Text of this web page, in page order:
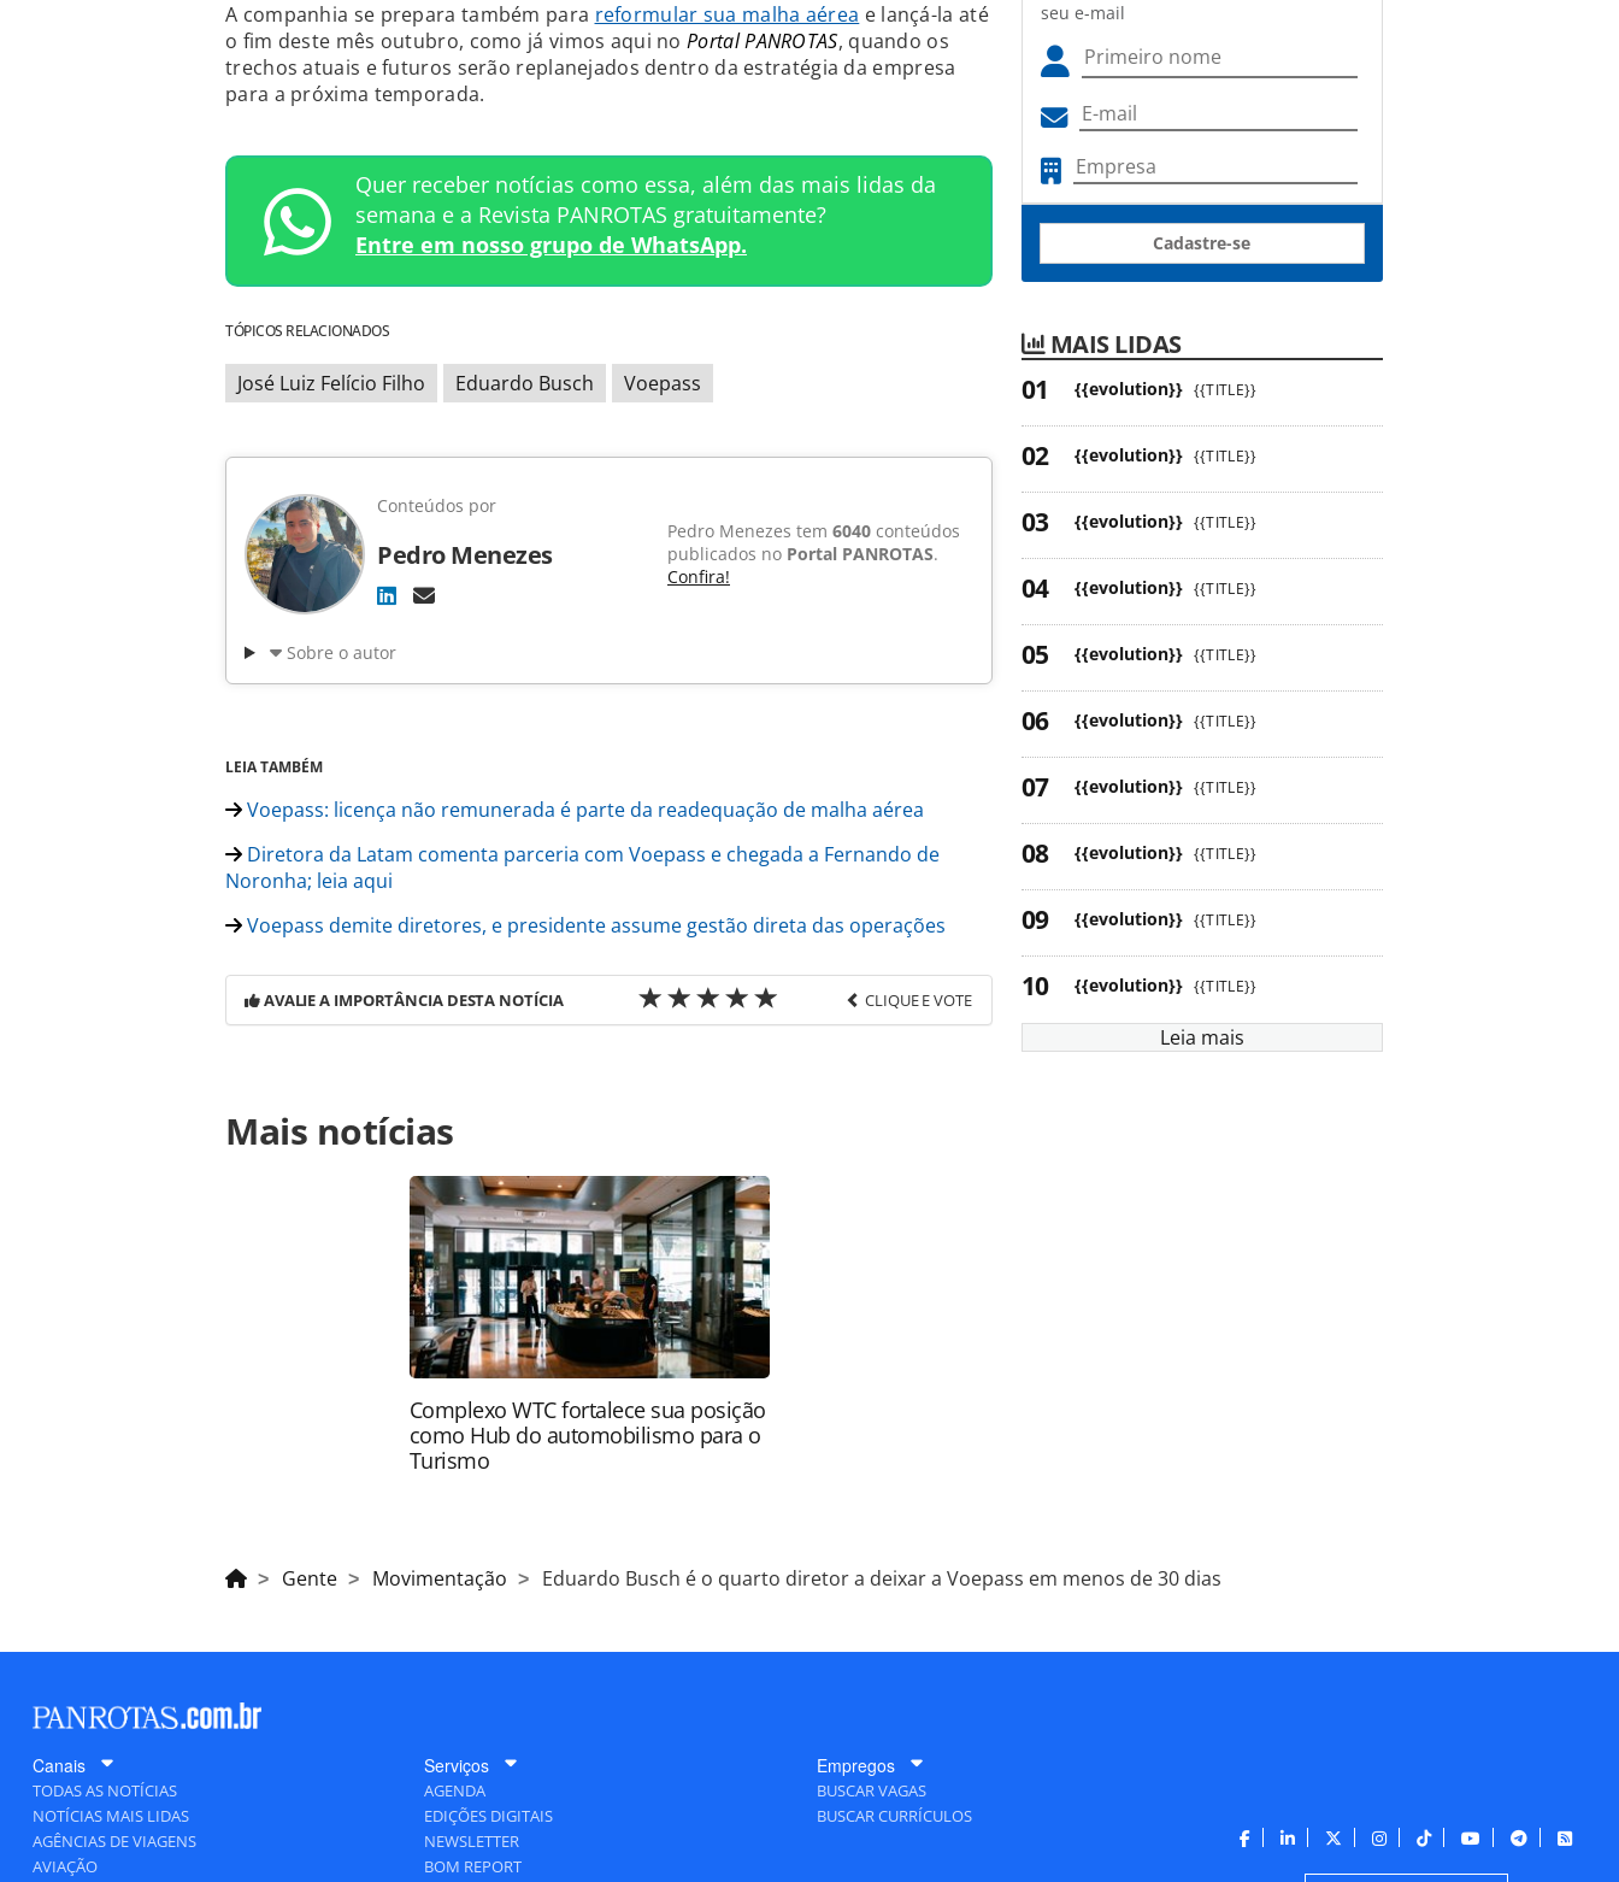
A companhia se prepara também para reformular sua malha aérea e lançá-la até
o fim deste mês outubro, como já vimos aqui noPortal PANROTAS, quando os
trechos atuais e futuros serão replanejados dentro da estratégia da empresa
para a próxima temporada.
Quer receber notícias como essa, além das mais lidas da
semana e a Revista PANROTAS gratuitamente?
Entre em nosso grupo de WhatsApp.
TÓPICOS RELACIONADOS
José Luiz Felício Filho Eduardo Busch Voepass
Conteúdos por
Pedro Menezes
Pedro Menezes tem 6040 conteúdos
publicados no Portal PANROTAS.
Confira!
Sobre o autor
LEIA TAMBÉM
Voepass: licença não remunerada é parte da readequação de malha aérea
Diretora da Latam comenta parceria com Voepass e chegada a Fernando de
Noronha; leia aqui
Voepass demite diretores, e presidente assume gestão direta das operações
AVALIE A IMPORTÂNCIA DESTA NOTÍCIA CLIQUE E VOTE
https://www.panrotas.com.br/gente/movimentacao/2024/10/eduardo-busch-e-o-
quarto-diretor-a-deixar-a-voepass-em-menos-de-30-dias_210726.html ou as
ferramentas oferecidas na página. Todo o conteúdo produzido pela PANROTAS Editora
é protegido pela legislação brasileira sobre direito autoral. Não reproduza o conteúdo
sem autorização da PANROTAS Editora (copyright@panrotas.com.br).
Mais notícias
Complexo WTC fortalece sua posição
como Hub do automobilismo para o
Turismo
seu e-mail
Cadastre-se
MAIS LIDAS
{{evolution}} {{TITLE}}
{{evolution}} {{TITLE}}
{{evolution}} {{TITLE}}
{{evolution}} {{TITLE}}
{{evolution}} {{TITLE}}
{{evolution}} {{TITLE}}
{{evolution}} {{TITLE}}
{{evolution}} {{TITLE}}
{{evolution}} {{TITLE}}
{{evolution}} {{TITLE}}
Leia mais
Gente Movimentação Eduardo Busch é o quarto diretor a deixar a Voepass em menos de 30 dias
Canais
TODAS AS NOTÍCIAS
NOTÍCIAS MAIS LIDAS
AGÊNCIAS DE VIAGENS
AVIAÇÃO
Serviços
AGENDA
EDIÇÕES DIGITAIS
NEWSLETTER
BOM REPORT
Empregos
BUSCAR VAGAS
BUSCAR CURRÍCULOS